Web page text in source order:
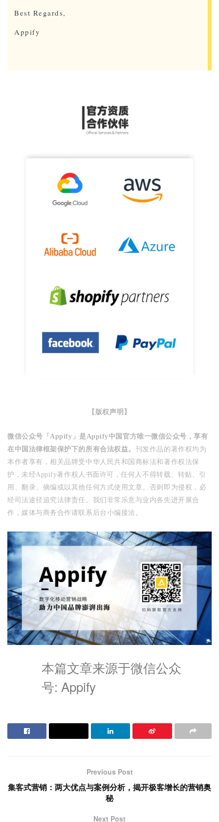
Best Regards,
Appify
【版权声明】
微信公众号「Appify」是Appify中国官方唯一微信公众号，享有
在中国法律框架保护下的所有合法权益。 刊发作品的著作权均为
本作者享有，相关品牌受中华人民共和国商标法和著作权法保
护，未经Appify著作权人书面许可，任何人不得转载、转贴、引
用、翻录、摘编或以其他任何方式使用文章。否则即为侵权，必
经司法途径追究法律责任。 我们非常乐意与业内各先进开展合
作，媒体与商务合作请联系后台小编接洽。
本篇文章来源于微信公众
号: Appify
Previous Post
集客式营销：两大优点与案例分析，揭开极客增长的营销奥
秘
Next Post